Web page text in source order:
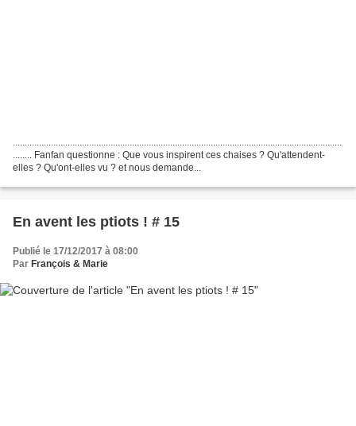
..........................................................................................................................................
........ Fanfan questionne : Que vous inspirent ces chaises ? Qu'attendent-
elles ? Qu'ont-elles vu ? et nous demande...
En avent les ptiots ! # 15
Publié le 17/12/2017 à 08:00
Par François & Marie